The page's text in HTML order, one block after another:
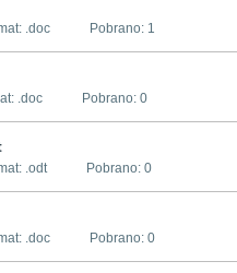
.doc Pobrano: 1
.doc Pobrano: 0
.odt Pobrano: 0
.doc Pobrano: 0